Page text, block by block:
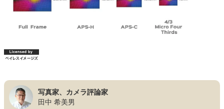
写真家、カメラ評論家
田中 希美男